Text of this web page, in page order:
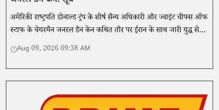
अमेरिकी राष्ट्रपति डोनाल्ड ट्रंप के शीर्ष सैन्य अधिकारी और ज्वाइंट चीफ्स ऑफ
स्टाफ के चेयरमैन जनरल डैन केन कथित तौर पर ईरान के साथ जारी युद्ध से
बाहर निकलने का रास्ता तलाश रहे हैं।
Aug 09, 2026 09:38 AM